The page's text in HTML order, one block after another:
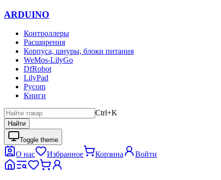
ARDUINO
Контроллеры
Расширения
Корпуса, шнуры, блоки питания
WeMos-LilyGo
DfRobot
LilyPad
Pycom
Книги
Ctrl+K
Найти
Toggle theme
О нас Избранное Корзина Войти